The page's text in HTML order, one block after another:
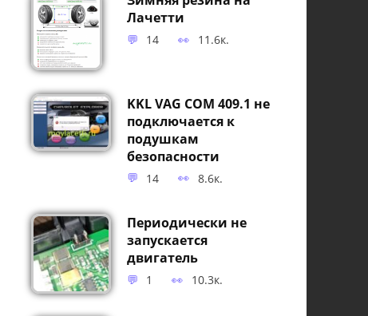
Лачетти
14 11.6к.
KKL VAG COM 409.1 не
подключается к
подушкам
безопасности
14 8.6к.
Периодически не
запускается
двигатель
1 10.3к.